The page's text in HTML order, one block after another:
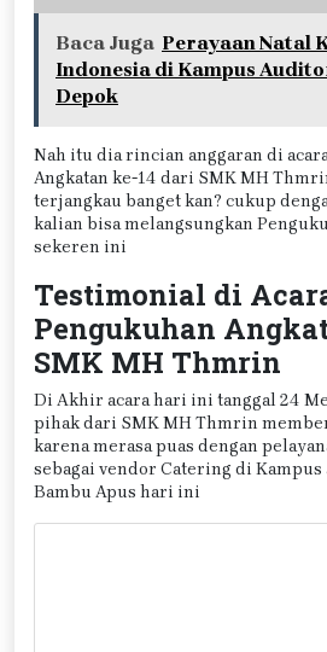
Baca Juga Perayaan Natal
Indonesia di Kampus
Depok
Nah itu dia rincian anggaran di
Angkatan ke-14 dari SMK MH
terjangkau banget kan? cukup
kalian bisa melangsungkan
sekeren ini
Testimonial di
Pengukuhan
SMK MH Thmrin
Di Akhir acara hari ini tanggal 24
pihak dari SMK MH Thmrin
karena merasa puas dengan
sebagai vendor Catering di
Bambu Apus hari ini